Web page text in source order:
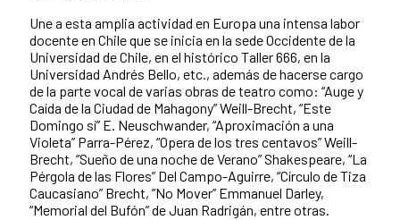
Une a esta amplia actividad en Europa una intensa labor
docente en Chile que se inicia en la sede Occidente de la
Universidad de Chile, en el histórico Taller 666, en la
Universidad Andrés Bello, etc., además de hacerse cargo
de la parte vocal de varias obras de teatro como: “Auge y
Caída de la Ciudad de Mahagony” Weill-Brecht, “Este
Domingo sí” E. Neuschwander, “Aproximación a una
Violeta” Parra-Pérez, “Opera de los tres centavos” Weill-
Brecht, “Sueño de una noche de Verano” Shakespeare, “La
Pérgola de las Flores” Del Campo-Aguirre, “Círculo de Tiza
Caucasiano” Brecht, ”No Mover” Emmanuel Darley,
“Memorial del Bufón” de Juan Radrigán, entre otras.